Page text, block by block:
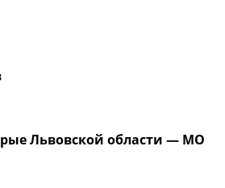
Львовской области — МО